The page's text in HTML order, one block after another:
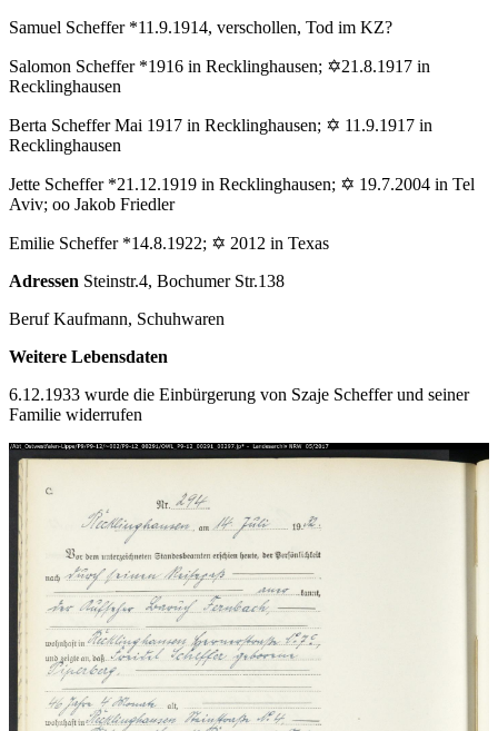
Samuel Scheffer *11.9.1914, verschollen, Tod im KZ?
Salomon Scheffer *1916 in Recklinghausen; ✡21.8.1917 in
Recklinghausen
Berta Scheffer Mai 1917 in Recklinghausen; ✡ 11.9.1917 in
Recklinghausen
Jette Scheffer *21.12.1919 in Recklinghausen; ✡ 19.7.2004 in Tel
Aviv; oo Jakob Friedler
Emilie Scheffer *14.8.1922; ✡ 2012 in Texas
Adressen Steinstr.4, Bochumer Str.138
Beruf Kaufmann, Schuhwaren
Weitere Lebensdaten
6.12.1933 wurde die Einbürgerung von Szaje Scheffer und seiner
Familie widerrufen